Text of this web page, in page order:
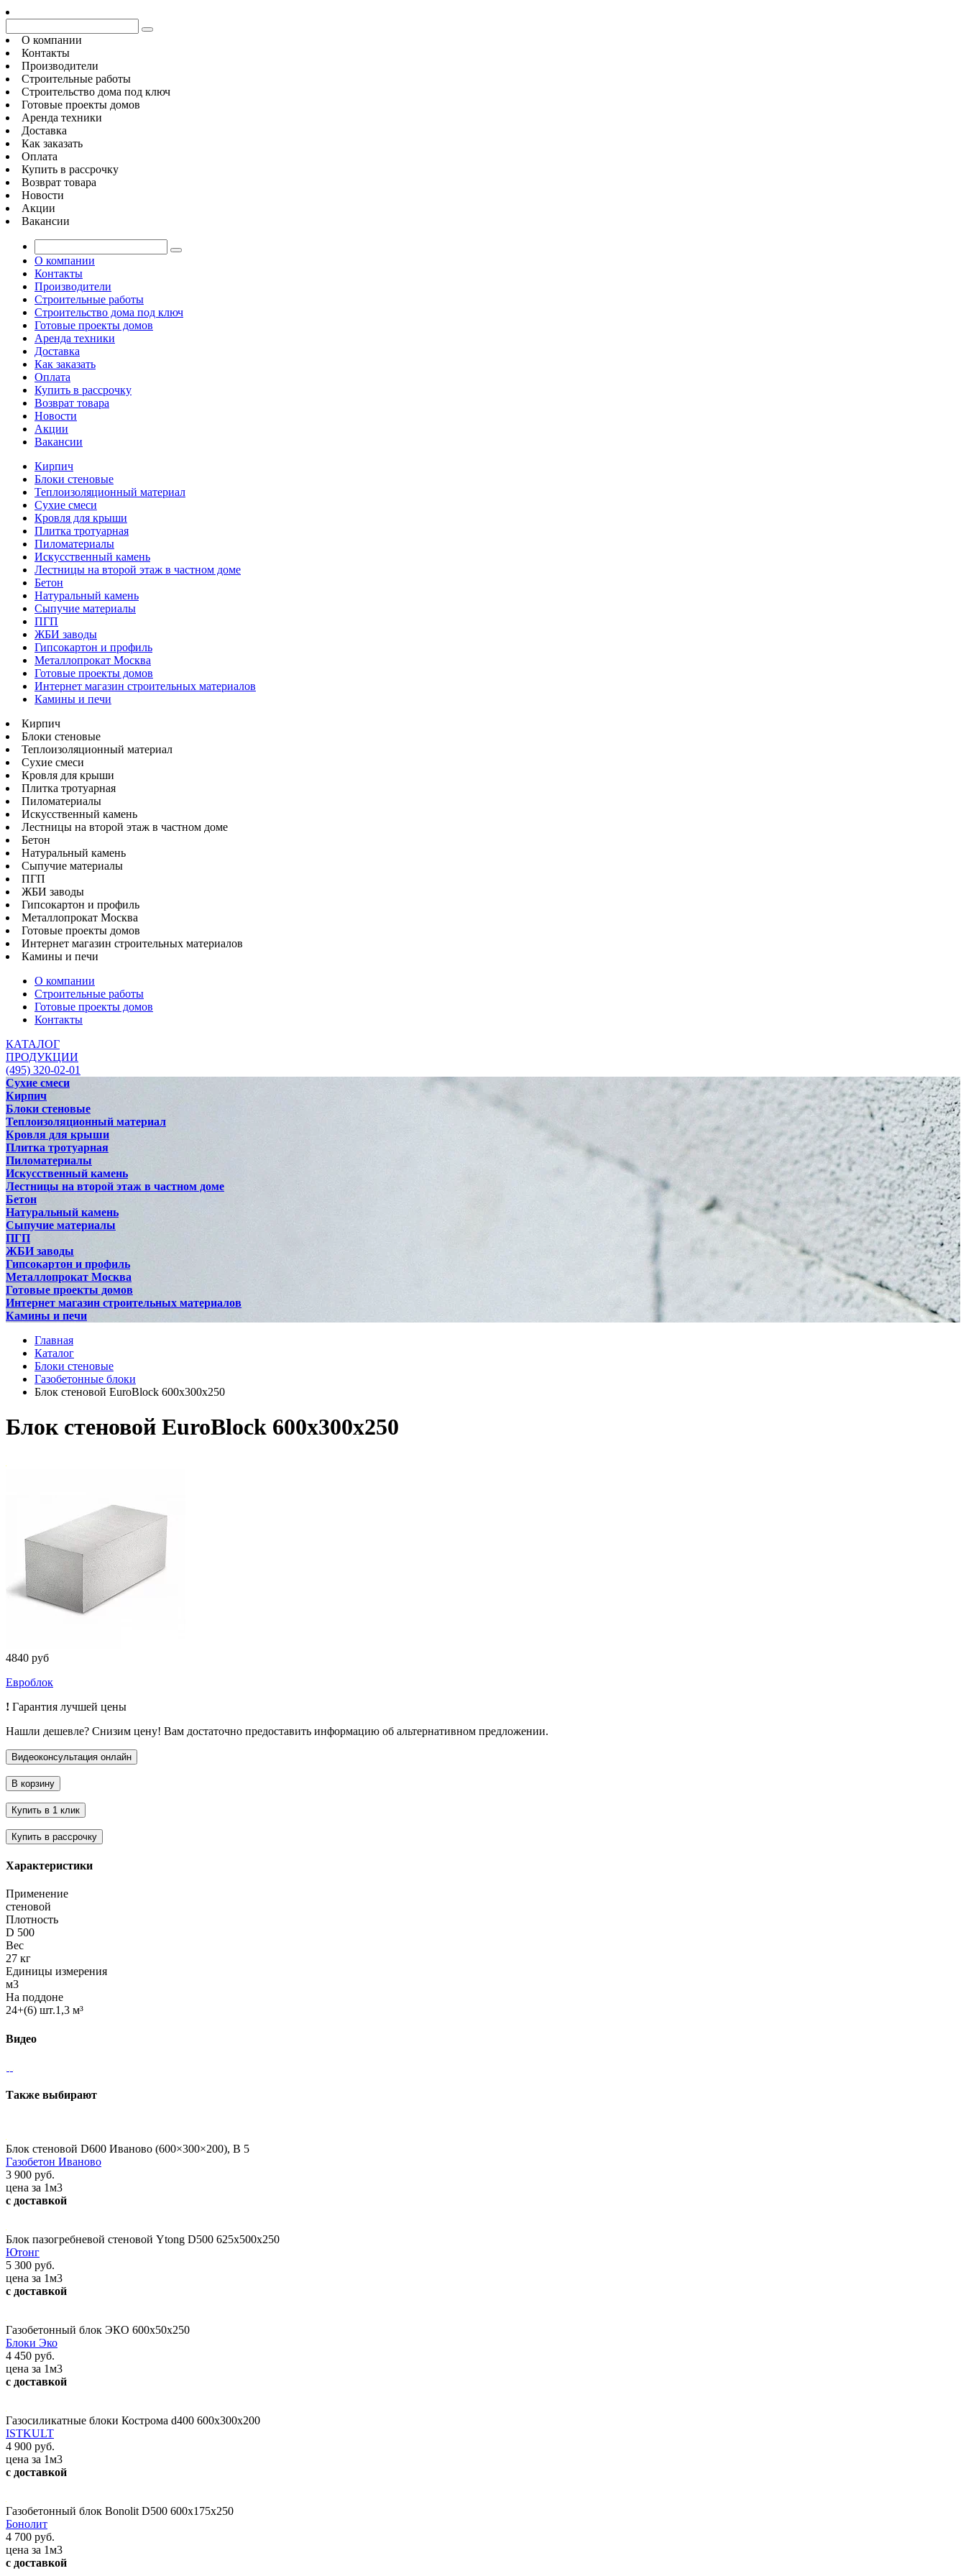
О компании
Контакты
Производители
Строительные работы
Строительство дома под ключ
Готовые проекты домов
Аренда техники
Доставка
Как заказать
Оплата
Купить в рассрочку
Возврат товара
Новости
Акции
Вакансии
О компании
Контакты
Производители
Строительные работы
Строительство дома под ключ
Готовые проекты домов
Аренда техники
Доставка
Как заказать
Оплата
Купить в рассрочку
Возврат товара
Новости
Акции
Вакансии
Кирпич
Блоки стеновые
Теплоизоляционный материал
Сухие смеси
Кровля для крыши
Плитка тротуарная
Пиломатериалы
Искусственный камень
Лестницы на второй этаж в частном доме
Бетон
Натуральный камень
Сыпучие материалы
ПГП
ЖБИ заводы
Гипсокартон и профиль
Металлопрокат Москва
Готовые проекты домов
Интернет магазин строительных материалов
Камины и печи
Кирпич
Блоки стеновые
Теплоизоляционный материал
Сухие смеси
Кровля для крыши
Плитка тротуарная
Пиломатериалы
Искусственный камень
Лестницы на второй этаж в частном доме
Бетон
Натуральный камень
Сыпучие материалы
ПГП
ЖБИ заводы
Гипсокартон и профиль
Металлопрокат Москва
Готовые проекты домов
Интернет магазин строительных материалов
Камины и печи
О компании
Строительные работы
Готовые проекты домов
Контакты
КАТАЛОГ
ПРОДУКЦИИ
(495) 320-02-01
Сухие смеси
Кирпич
Блоки стеновые
Теплоизоляционный материал
Кровля для крыши
Плитка тротуарная
Пиломатериалы
Искусственный камень
Лестницы на второй этаж в частном доме
Бетон
Натуральный камень
Сыпучие материалы
ПГП
ЖБИ заводы
Гипсокартон и профиль
Металлопрокат Москва
Готовые проекты домов
Интернет магазин строительных материалов
Камины и печи
Главная
Каталог
Блоки стеновые
Газобетонные блоки
Блок стеновой EuroBlock 600x300x250
Блок стеновой EuroBlock 600x300x250
4840 руб
Евроблок
! Гарантия лучшей цены
Нашли дешевле? Снизим цену! Вам достаточно предоставить информацию об альтернативном предложении.
Характеристики
Применение
стеновой
Плотность
D 500
Вес
27 кг
Единицы измерения
м3
На поддоне
24+(6) шт.1,3 м³
Видео
Также выбирают
Блок стеновой D600 Иваново (600×300×200), В 5
Газобетон Иваново
3 900 руб.
цена за 1м3
с доставкой
Блок пазогребневой стеновой Ytong D500 625х500х250
Ютонг
5 300 руб.
цена за 1м3
с доставкой
Газобетонный блок ЭКО 600х50х250
Блоки Эко
4 450 руб.
цена за 1м3
с доставкой
Газосиликатные блоки Кострома d400 600x300x200
ISTKULT
4 900 руб.
цена за 1м3
с доставкой
Газобетонный блок Bonolit D500 600x175x250
Бонолит
4 700 руб.
цена за 1м3
с доставкой